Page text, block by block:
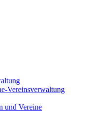
Vereinsverwaltung
und Vereine